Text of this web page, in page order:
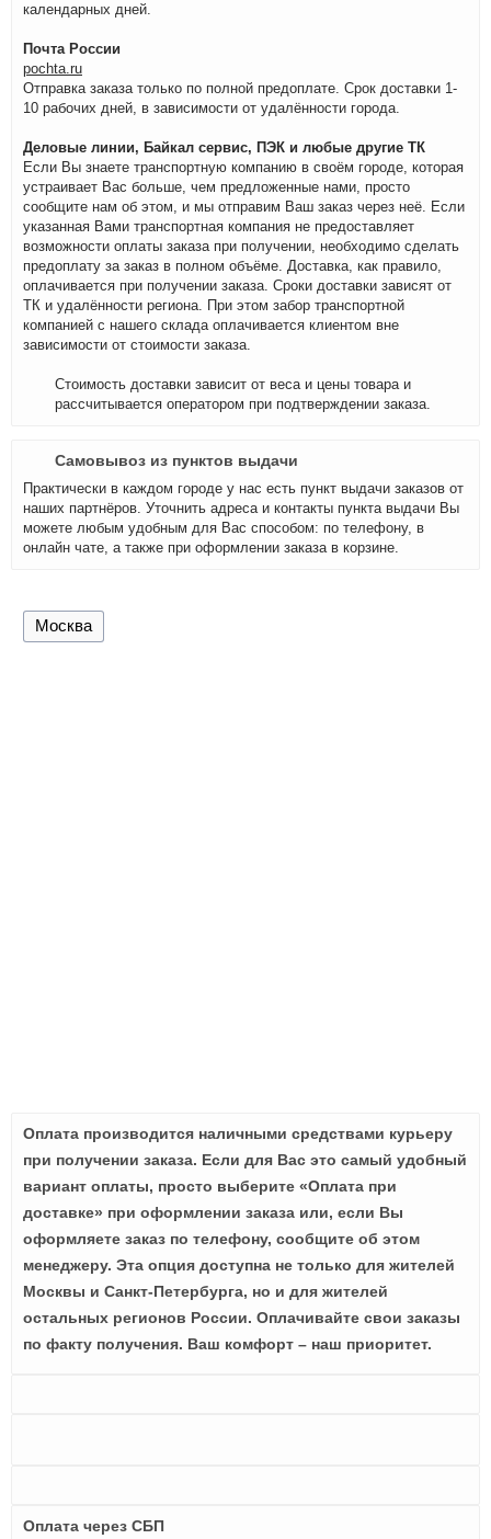
календарных дней.
Почта России
pochta.ru
Отправка заказа только по полной предоплате. Срок доставки 1-
10 рабочих дней, в зависимости от удалённости города.
Деловые линии, Байкал сервис, ПЭК и любые другие ТК
Если Вы знаете транспортную компанию в своём городе, которая
устраивает Вас больше, чем предложенные нами, просто
сообщите нам об этом, и мы отправим Ваш заказ через неё. Если
указанная Вами транспортная компания не предоставляет
возможности оплаты заказа при получении, необходимо сделать
предоплату за заказ в полном объёме. Доставка, как правило,
оплачивается при получении заказа. Сроки доставки зависят от
ТК и удалённости региона. При этом забор транспортной
компанией с нашего склада оплачивается клиентом вне
зависимости от стоимости заказа.
Стоимость доставки зависит от веса и цены товара и
рассчитывается оператором при подтверждении заказа.
Самовывоз из пунктов выдачи
Практически в каждом городе у нас есть пункт выдачи заказов от
наших партнёров. Уточнить адреса и контакты пункта выдачи Вы
можете любым удобным для Вас способом: по телефону, в
онлайн чате, а также при оформлении заказа в корзине.
Москва
Оплата производится наличными средствами курьеру
при получении заказа. Если для Вас это самый удобный
вариант оплаты, просто выберите «Оплата при
доставке» при оформлении заказа или, если Вы
оформляете заказ по телефону, сообщите об этом
менеджеру. Эта опция доступна не только для жителей
Москвы и Санкт-Петербурга, но и для жителей
остальных регионов России. Оплачивайте свои заказы
по факту получения. Ваш комфорт – наш приоритет.
Оплата через СБП